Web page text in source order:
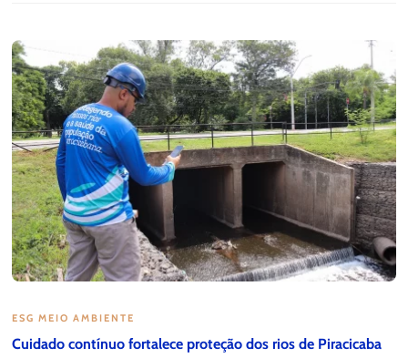
ESG MEIO AMBIENTE
Cuidado contínuo fortalece proteção dos rios de Piracicaba